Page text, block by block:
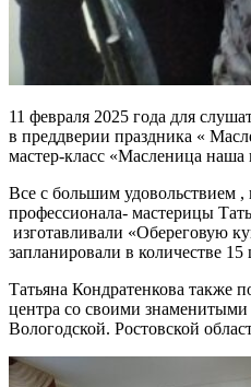
11 февраля 2025 года для
в преддверии праздника «
мастер-класс «Масленица
Все с большим удовольствием
профессионала- мастерицы
изготавливали «Обереговую
запланировали в количестве
Татьяна Кондратенкова также
центра со своими
Вологодской. Ростовской